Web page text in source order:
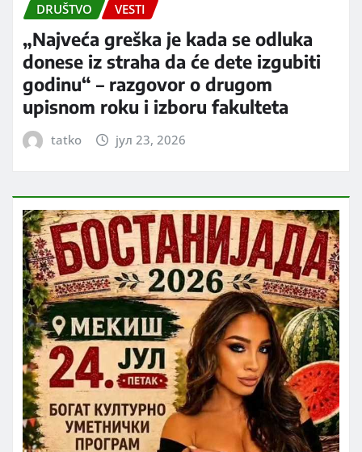
DRUŠTVO VESTI
„Najveća greška je kada se odluka
donese iz straha da će dete izgubiti
godinu“ – razgovor o drugom
upisnom roku i izboru fakulteta
tatko јул 23, 2026